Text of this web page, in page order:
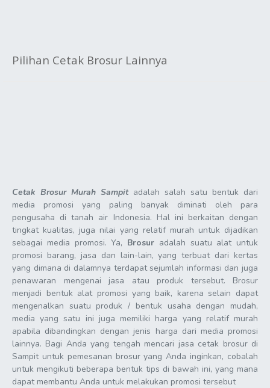
Pilihan Cetak Brosur Lainnya
Cetak Brosur Murah Sampit adalah salah satu bentuk dari
media promosi yang paling banyak diminati oleh para
pengusaha di tanah air Indonesia. Hal ini berkaitan dengan
tingkat kualitas, juga nilai yang relatif murah untuk dijadikan
sebagai media promosi. Ya, Brosur adalah suatu alat untuk
promosi barang, jasa dan lain-lain, yang terbuat dari kertas
yang dimana di dalamnya terdapat sejumlah informasi dan juga
penawaran mengenai jasa atau produk tersebut. Brosur
menjadi bentuk alat promosi yang baik, karena selain dapat
mengenalkan suatu produk / bentuk usaha dengan mudah,
media yang satu ini juga memiliki harga yang relatif murah
apabila dibandingkan dengan jenis harga dari media promosi
lainnya. Bagi Anda yang tengah mencari jasa cetak brosur di
Sampit untuk pemesanan brosur yang Anda inginkan, cobalah
untuk mengikuti beberapa bentuk tips di bawah ini, yang mana
dapat membantu Anda untuk melakukan promosi tersebut